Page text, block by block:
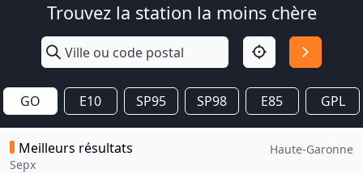
Trouvez la station la moins chère
GO E10 SP95 SP98 E85 GPL
Meilleurs résultats
Sepx
Haute-Garonne